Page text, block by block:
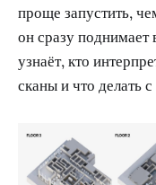
проще запустить,
он сразу поднимает
узнаёт, кто
сканы и что делать